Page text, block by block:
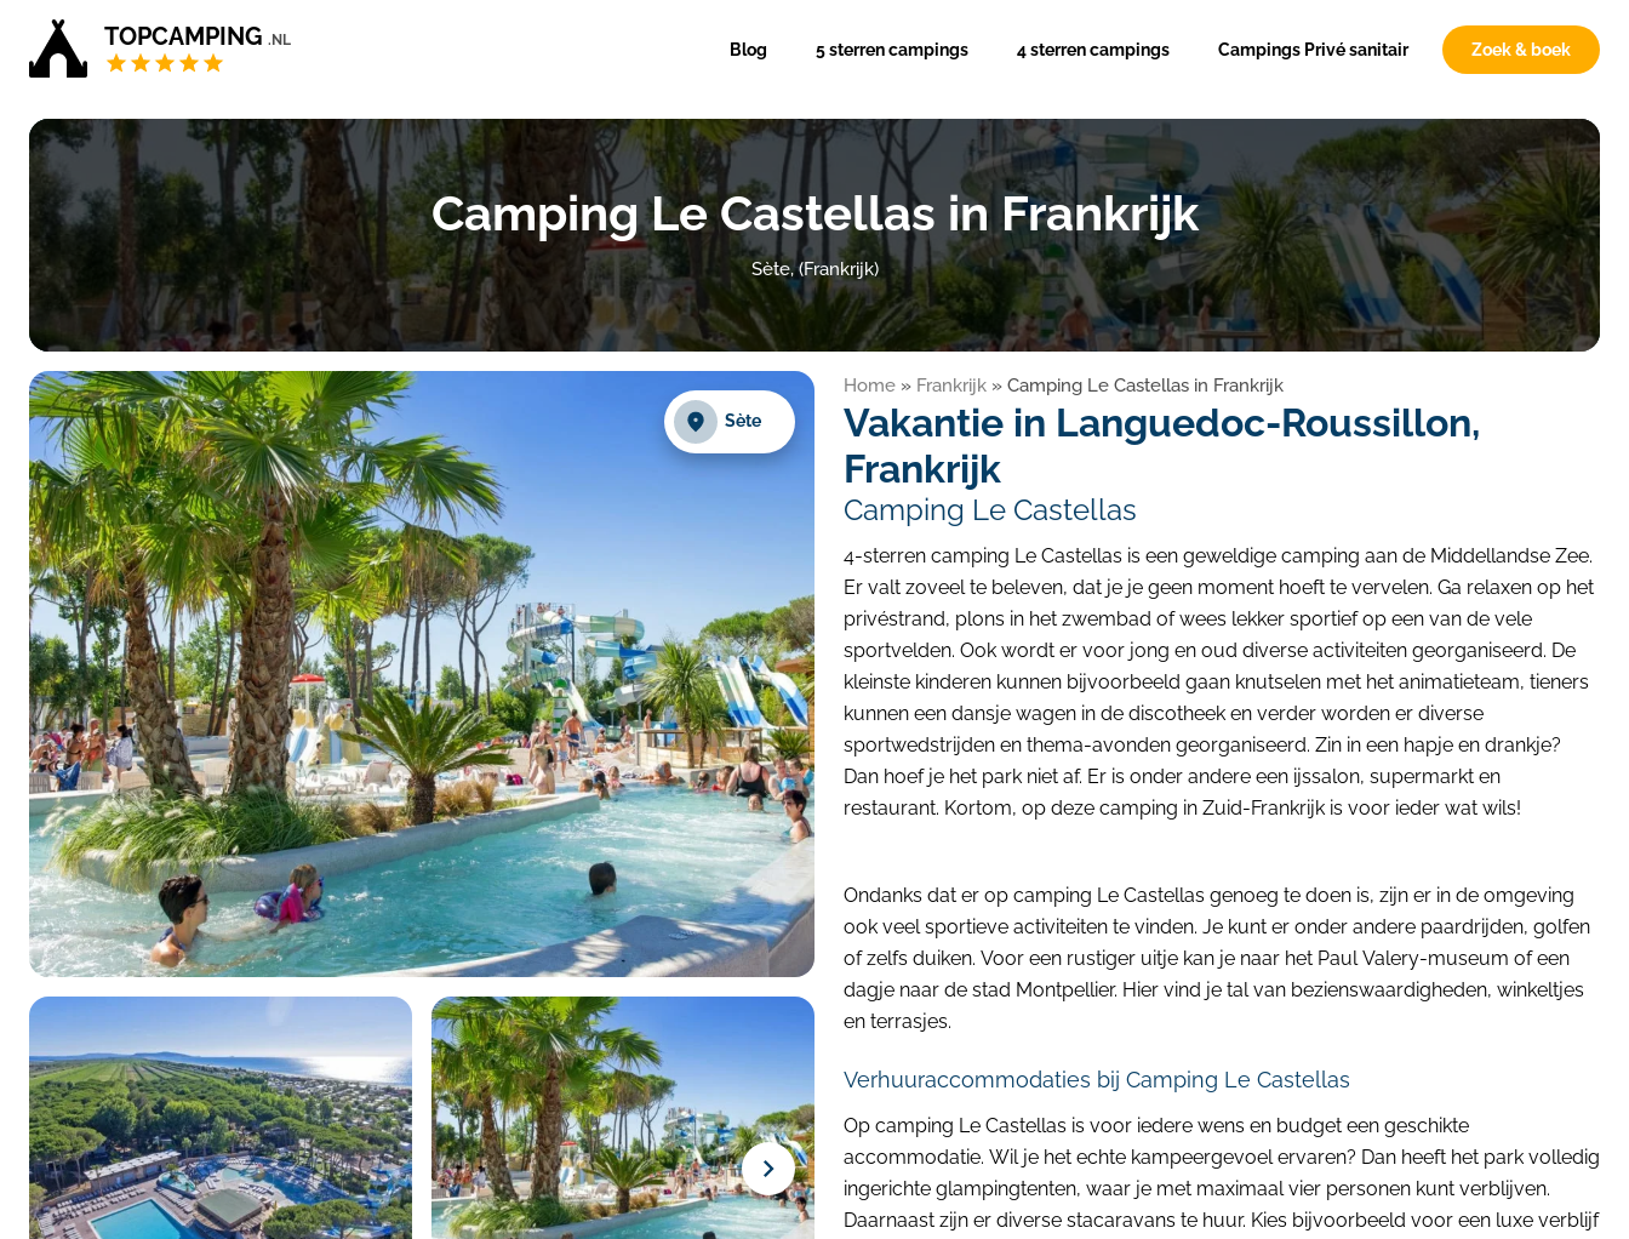
TOPCAMPING .NL Blog 5 sterren campings 4 sterren campings Campings Privé sanitair Zoek & boek
Camping Le Castellas in Frankrijk
Sète, (Frankrijk)
Sète
Home » Frankrijk » Camping Le Castellas in Frankrijk
Vakantie in Languedoc-Roussillon,
Frankrijk
Camping Le Castellas
4-sterren camping Le Castellas is een geweldige camping aan de Middellandse Zee.
Er valt zoveel te beleven, dat je je geen moment hoeft te vervelen. Ga relaxen op het
privéstrand, plons in het zwembad of wees lekker sportief op een van de vele
sportvelden. Ook wordt er voor jong en oud diverse activiteiten georganiseerd. De
kleinste kinderen kunnen bijvoorbeeld gaan knutselen met het animatieteam, tieners
kunnen een dansje wagen in de discotheek en verder worden er diverse
sportwedstrijden en thema-avonden georganiseerd. Zin in een hapje en drankje?
Dan hoef je het park niet af. Er is onder andere een ijssalon, supermarkt en
restaurant. Kortom, op deze camping in Zuid-Frankrijk is voor ieder wat wils!
Ondanks dat er op camping Le Castellas genoeg te doen is, zijn er in de omgeving
ook veel sportieve activiteiten te vinden. Je kunt er onder andere paardrijden, golfen
of zelfs duiken. Voor een rustiger uitje kan je naar het Paul Valery-museum of een
dagje naar de stad Montpellier. Hier vind je tal van bezienswaardigheden, winkeltjes
en terrasjes.
Verhuuraccommodaties bij Camping Le Castellas
Op camping Le Castellas is voor iedere wens en budget een geschikte
accommodatie. Wil je het echte kampeergevoel ervaren? Dan heeft het park volledig
ingerichte glampingtenten, waar je met maximaal vier personen kunt verblijven.
Daarnaast zijn er diverse stacaravans te huur. Kies bijvoorbeeld voor een luxe verblijf